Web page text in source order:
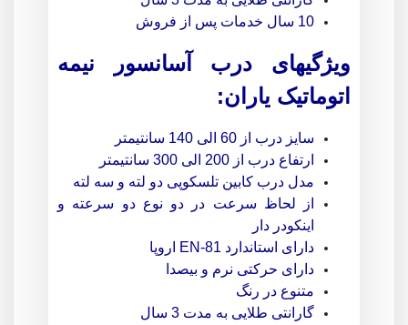
10 سال خدمات پس از فروش
ویژگیهای درب آسانسور نیمه
اتوماتیک یاران:
سایز درب از 60 الی 140 سانتیمتر
ارتفاع درب از 200 الی 300 سانتیمتر
مدل درب کابین تلسکوپی دو لته و سه لته
از لحاظ سرعت در دو نوع دو سرعته و
اینکودر دار
دارای استاندارد EN-81 اروپا
دارای حرکتی نرم و بیصدا
متنوع در رنگ
گارانتی طلایی به مدت 3 سال